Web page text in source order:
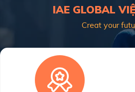
IAE GLOBAL
Creat your